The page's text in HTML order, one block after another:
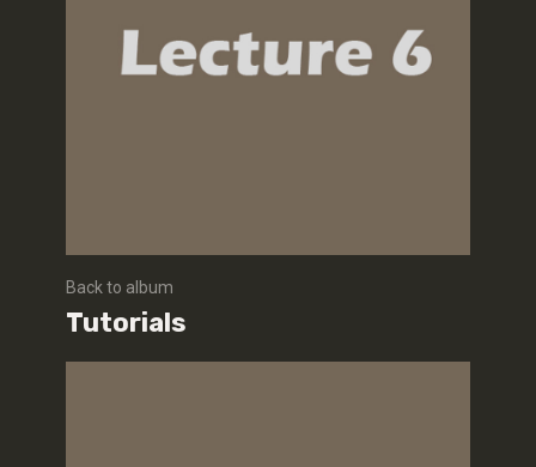
Back to album
Tutorials